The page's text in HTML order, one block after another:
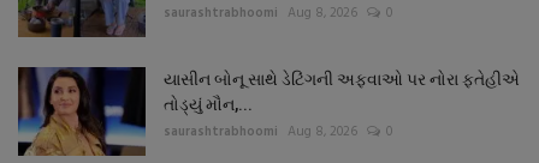
saurashtrabhoomi Aug 8, 2026 0
યાસીન બોનૂ સાથે ડેટિંગની અફવાઓ પર નોરા ફતેહીએ
તોડ્યું મૌન,...
saurashtrabhoomi Aug 8, 2026 0